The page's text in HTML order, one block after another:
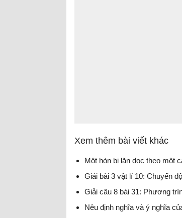
Xem thêm bài viết khác
Một hòn bi lăn dọc theo một
Giải bài 3 vật lí 10: Chuyển
Giải câu 8 bài 31: Phương
Nêu định nghĩa và ý nghĩa